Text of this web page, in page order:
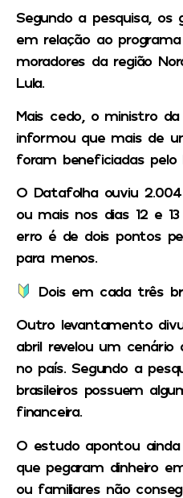
Segundo a pesquisa,
em relação ao
moradores da região
Lula.
Mais cedo, o ministro
informou que mais de
foram beneficiadas pelo
O Datafolha ouviu
ou mais nos dias 12 e
erro é de dois pontos
para menos.
Dois em cada três
Outro levantamento
abril revelou um
no país. Segundo a
brasileiros possuem
financeira.
O estudo apontou ainda
que pegaram dinheiro
ou familiares não